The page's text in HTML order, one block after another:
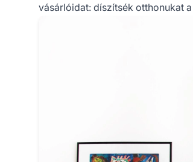
vásárlóidat: díszítsék otthonukat